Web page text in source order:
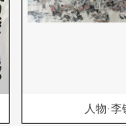
人物·李锛